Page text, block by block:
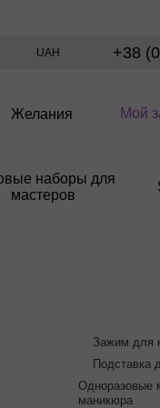
UAH +38
Желания Мой
наборы для
мастеров
Зажим для
Подставка
Одноразовые
маникюра